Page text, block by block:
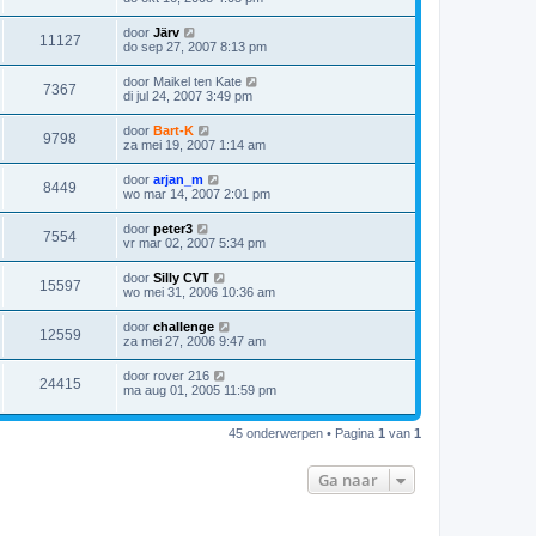
11127 door Järv
do sep 27, 2007 8:13 pm
7367 door Maikel ten Kate
di jul 24, 2007 3:49 pm
9798 door Bart-K
za mei 19, 2007 1:14 am
8449 door arjan_m
wo mar 14, 2007 2:01 pm
7554 door peter3
vr mar 02, 2007 5:34 pm
15597 door Silly CVT
wo mei 31, 2006 10:36 am
12559 door challenge
za mei 27, 2006 9:47 am
24415 door rover 216
ma aug 01, 2005 11:59 pm
45 onderwerpen • Pagina 1 van 1
Ga naar